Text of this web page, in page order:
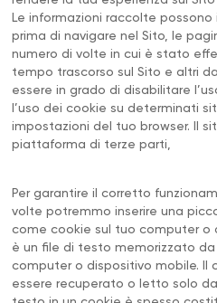
Le informazioni raccolte
prima di navigare nel Sito, le
numero di volte in cui è stato
tempo trascorso sul Sito e altri
essere in grado di disabilitare
l’uso dei cookie su determinati
impostazioni del tuo browser. Il
piattaforma di terze parti,
Per garantire il corretto
volte potremmo inserire una
come cookie sul tuo computer o
è un file di testo memorizzato da
computer o dispositivo mobile. Il
essere recuperato o letto solo